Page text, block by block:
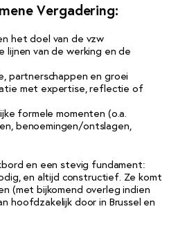
Vergadering:
het doel van de vzw
lijnen van de werking en de
partnerschappen en groei
met expertise, reflectie of
formele momenten (o.a.
benoemingen/ontslagen,
en een stevig fundament:
en altijd constructief. Ze komt
(met bijkomend overleg indien
hoofdzakelijk door in Brussel en